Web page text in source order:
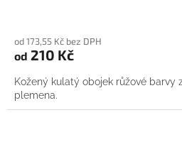
od 173,55 Kč bez DPH
od 210 Kč
Kožený kulatý obojek růžové barvy
plemena.